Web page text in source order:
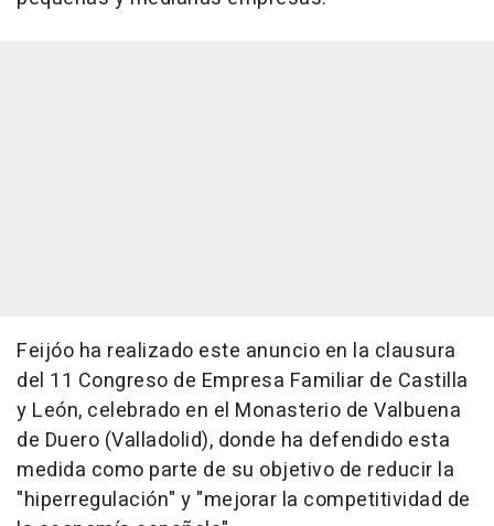
Feijóo ha realizado este anuncio en la clausura
del 11 Congreso de Empresa Familiar de Castilla
y León, celebrado en el Monasterio de Valbuena
de Duero (Valladolid), donde ha defendido esta
medida como parte de su objetivo de reducir la
"hiperregulación" y "mejorar la competitividad de